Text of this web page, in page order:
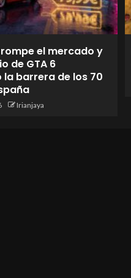
el mercado y
de GTA 6
la barrera de los 70
Irianjaya